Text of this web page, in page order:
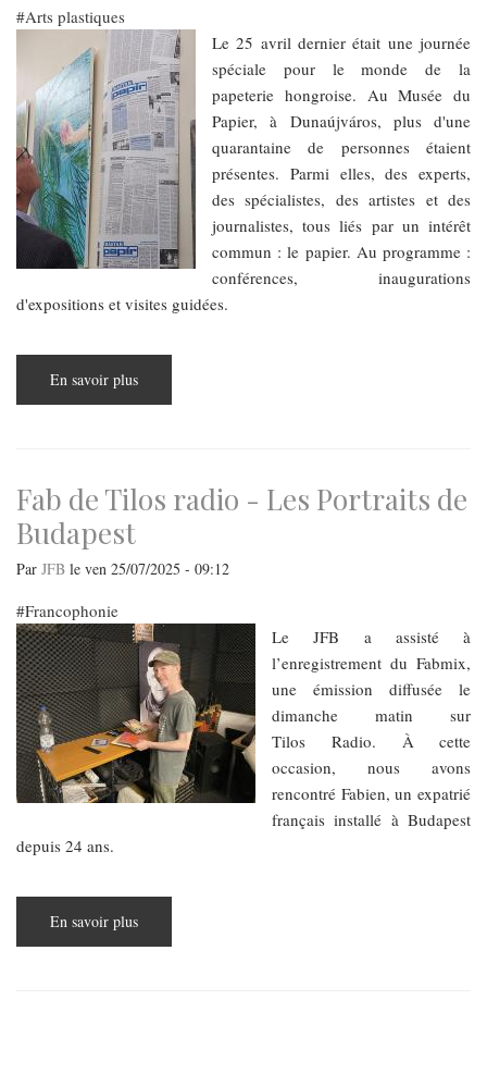
écologiste
Arts plastiques
Le 25 avril dernier était une journée
spéciale pour le monde de la
papeterie hongroise. Au Musée du
Papier, à Dunaújváros, plus d'une
quarantaine de personnes étaient
présentes. Parmi elles, des experts,
des spécialistes, des artistes et des
journalistes, tous liés par un intérêt
commun : le papier. Au programme :
conférences, inaugurations
d'expositions et visites guidées.
En savoir plus
nouveau
Fab de Tilos radio - Les Portraits de
Budapest
Par JFB le ven 25/07/2025 - 09:12
Francophonie
Le JFB a assisté à
l’enregistrement du Fabmix,
une émission diffusée le
dimanche matin sur
Tilos Radio. À cette
occasion, nous avons
rencontré Fabien, un expatrié
français installé à Budapest
depuis 24 ans.
En savoir plus
de